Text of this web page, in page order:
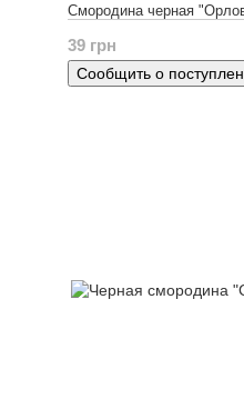
Смородина черная
39 грн
Сообщить о